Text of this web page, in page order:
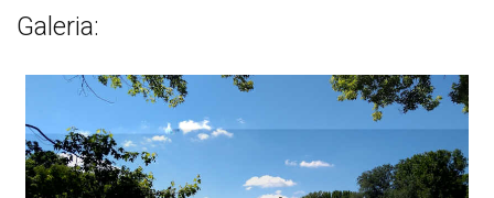
Galeria: